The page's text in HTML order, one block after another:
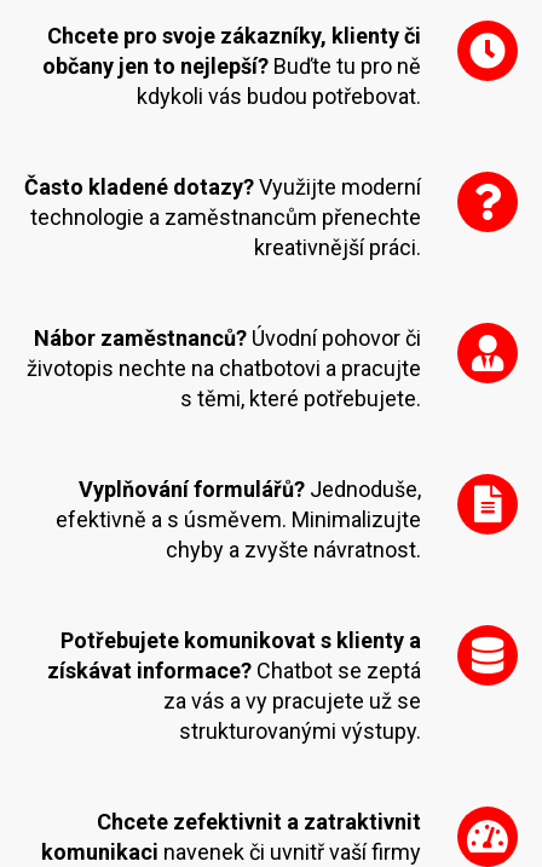
Chcete pro svoje zákazníky, klienty či
občany jen to nejlepší? Buďte tu pro ně
kdykoli vás budou potřebovat.
Často kladené dotazy?Využijte moderní
technologie a zaměstnancům přenechte
kreativnější práci.
Nábor zaměstnanců? Úvodní pohovor či
životopis nechte na chatbotovi a pracujte
s těmi, které potřebujete.
Vyplňování formulářů? Jednoduše,
efektivně a s úsměvem. Minimalizujte
chyby a zvyšte návratnost.
Potřebujete komunikovat s klienty a
získávat informace? Chatbot se zeptá
za vás a vy pracujete už se
strukturovanými výstupy.
Chcete zefektivnit a zatraktivnit
komunikaci navenek či uvnitř vaší firmy